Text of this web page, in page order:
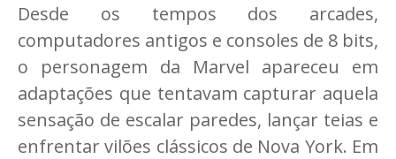
Desde os tempos dos arcades,
computadores antigos e consoles de 8 bits,
o personagem da Marvel apareceu em
adaptações que tentavam capturar aquela
sensação de escalar paredes, lançar teias e
enfrentar vilões clássicos de Nova York. Em